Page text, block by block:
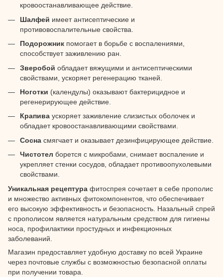
кровоостанавливающее действие.
Шалфей имеет антисептические и
противовоспалительные свойства.
Подорожник помогает в борьбе с воспалениями,
способствует заживлению ран.
Зверобой обладает вяжущими и антисептическими
свойствами, ускоряет регенерацию тканей.
Ноготки (календулы) оказывают бактерицидное и
регенерирующее действие.
Крапива ускоряет заживление слизистых оболочек и
обладает кровоостанавливающими свойствами.
Сосна смягчает и оказывает дезинфицирующее действие.
Чистотел борется с микробами, снимает воспаление и
укрепляет стенки сосудов, обладает противоопухолевыми
свойствами.
Уникальная рецептура фитоспрея сочетает в себе прополис
и множество активных фитокомпонентов, что обеспечивает
его высокую эффективность и безопасность. Назальный спрей
с прополисом является натуральным средством для гигиены
носа, профилактики простудных и инфекционных
заболеваний.
Магазин предоставляет удобную доставку по всей Украине
через почтовые службы с возможностью безопасной оплаты
при получении товара.